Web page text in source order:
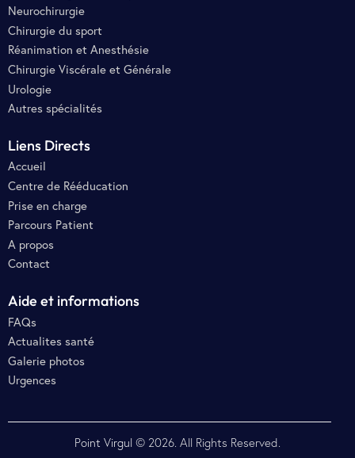
Neurochirurgie
Chirurgie du sport
Réanimation et Anesthésie
Chirurgie Viscérale et Générale
Urologie
Autres spécialités
Liens Directs
Accueil
Centre de Rééducation
Prise en charge
Parcours Patient
A propos
Contact
Aide et informations
FAQs
Actualites santé
Galerie photos
Urgences
Point Virgul © 2026. All Rights Reserved.